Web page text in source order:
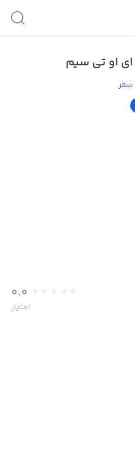
سفر
0.0
امتیاز